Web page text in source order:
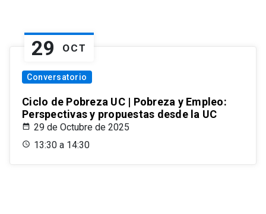
29 OCT
Conversatorio
Ciclo de Pobreza UC | Pobreza y Empleo:
Perspectivas y propuestas desde la UC
29 de Octubre de 2025
13:30 a 14:30